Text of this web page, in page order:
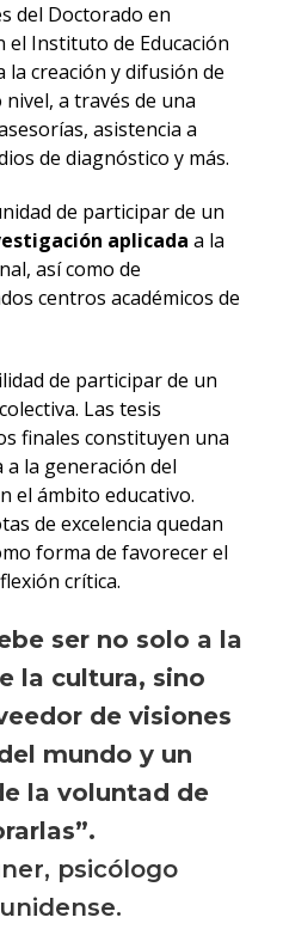
del Doctorado en
el Instituto de Educación
creación y difusión de
a través de una
asistencia a
de diagnóstico y más.
de participar de un
aplicada a la
así como de
centros académicos de
de participar de un
Las tesis
finales constituyen una
la generación del
el ámbito educativo.
de excelencia quedan
forma de favorecer el
crítica.
ser no solo a la
la cultura, sino
de visiones
mundo y un
la voluntad de
psicólogo